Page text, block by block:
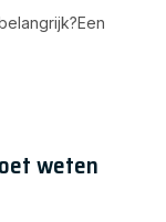
weten